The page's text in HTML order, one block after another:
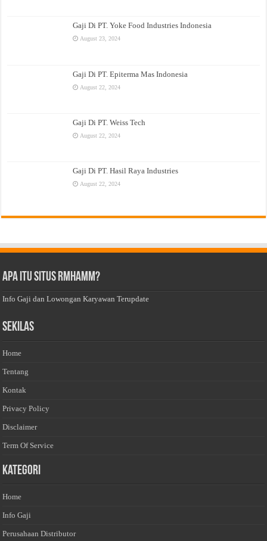
Gaji Di PT. Yoke Food Industries Indonesia
August 23, 2024
Gaji Di PT. Epiterma Mas Indonesia
August 22, 2024
Gaji Di PT. Weiss Tech
August 22, 2024
Gaji Di PT. Hasil Raya Industries
August 22, 2024
Apa Itu Situs Rmhamm?
Info Gaji dan Lowongan Karyawan Terupdate
Sekilas
Home
Tentang
Kontak
Privacy Policy
Disclaimer
Term Of Service
Kategori
Home
Info Gaji
Perusahaan Distributor